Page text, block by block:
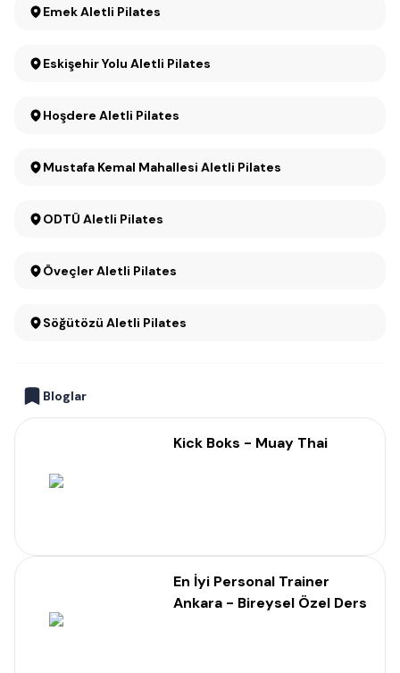
Emek Aletli Pilates
Eskişehir Yolu Aletli Pilates
Hoşdere Aletli Pilates
Mustafa Kemal Mahallesi Aletli Pilates
ODTÜ Aletli Pilates
Öveçler Aletli Pilates
Söğütözü Aletli Pilates
Bloglar
Kick Boks - Muay Thai
En İyi Personal Trainer
Ankara - Bireysel Özel Ders